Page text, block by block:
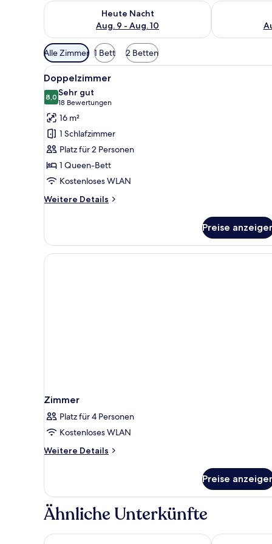
Heute Nacht
Aug. 9 - Aug. 10
Überprüfe die Verfügbarkeit für heute Nacht, Aug. 9
Überprüfe
Verfügbare
Filter
für
Zimmer
Alle Zimmer 1 Bett 2 Betten
Alle
Fotos
für
Doppelzimmer
anzeigen
Doppelzimmer | Schreibtisch,
3
Doppelzimmer
8,08,0 von 10
Sehr gut
18 Bewertungen
(18
Bewertungen)
16 m²
1 Schlafzimmer
Platz für 2 Personen
1 Queen-Bett
Kostenloses WLAN
Weitere Details
Weitere
Preise
Zimmer
Platz für 4 Personen
Kostenloses WLAN
Weitere Details
Weitere
Preise
Ähnliche Unterkünfte
Holiday Inn Express Köln-Mülheim by IHGPLAZA